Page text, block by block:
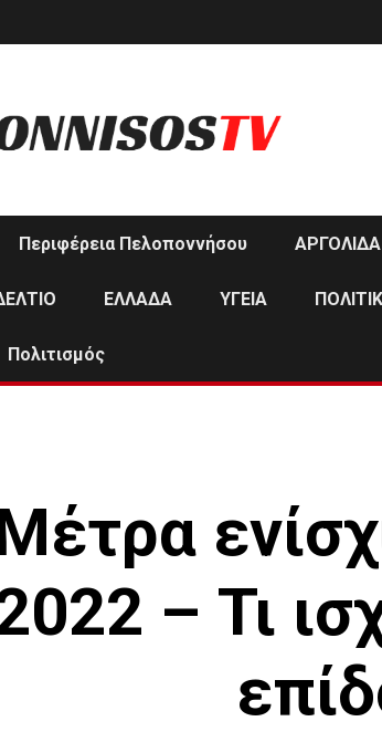
Περιφέρεια Πελοποννήσου ΑΡΓΟΛΙΔΑ
ΕΛΛΑΔΑ ΥΓΕΙΑ
Πολιτισμός
– Τι